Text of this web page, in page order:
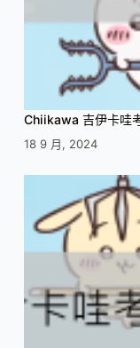
Chiikawa 吉伊卡哇
18 9 月, 2024